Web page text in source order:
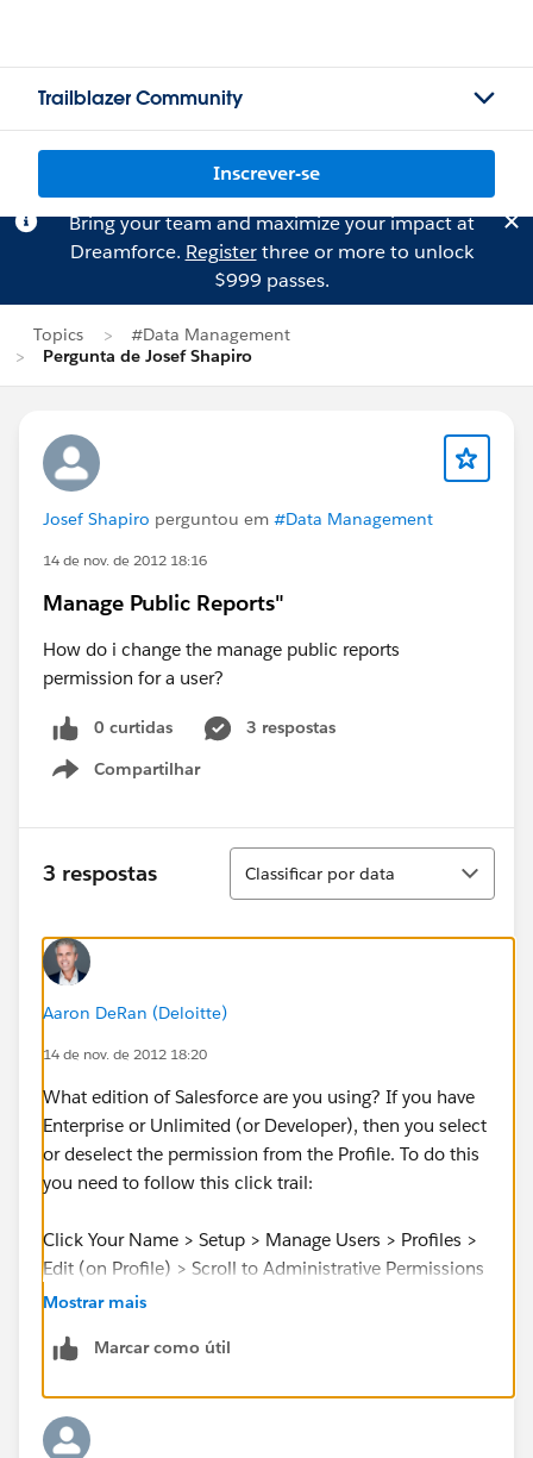
Trailblazer Community
Inscrever-se
Bring your team and maximize your impact at
Dreamforce. Registerthree or more to unlock
$999 passes.
Topics
#Data Management
Pergunta de Josef Shapiro
Josef Shapiro perguntou em #Data Management
14 de nov. de 2012 18:16
Manage Public Reports"
How do i change the manage public reports
permission for a user?
0 curtidas
3 respostas
Compartilhar
Show menu
3 respostas
Classificar
Classificar por data
Aaron DeRan (Deloitte)
14 de nov. de 2012 18:20
What edition of Salesforce are you using? If you have
Enterprise or Unlimited (or Developer), then you select
or deselect the permission from the Profile. To do this
you need to follow this click trail:
Click Your Name > Setup > Manage Users > Profiles >
Edit (on Profile) > Scroll to Administrative Permissions
and it is about the 6th permission in the right column.
Mostrar mais
Marcar como útil